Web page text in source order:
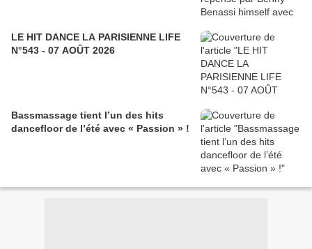
LE HIT DANCE LA PARISIENNE LIFE
N°543 - 07 AOÛT 2026
Bassmassage tient l’un des hits
dancefloor de l’été avec « Passion » !